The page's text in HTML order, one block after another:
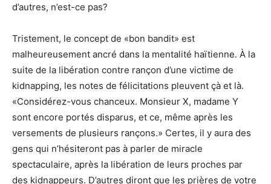
d’autres, n’est-ce pas?
Tristement, le concept de «bon bandit» est
malheureusement ancré dans la mentalité haïtienne. À la
suite de la libération contre rançon d’une victime de
kidnapping, les notes de félicitations pleuvent çà et là.
«Considérez-vous chanceux. Monsieur X, madame Y
sont encore portés disparus, et ce, même après les
versements de plusieurs rançons.» Certes, il y aura des
gens qui n’hésiteront pas à parler de miracle
spectaculaire, après la libération de leurs proches par
des kidnappeurs. D’autres diront que les prières de votre